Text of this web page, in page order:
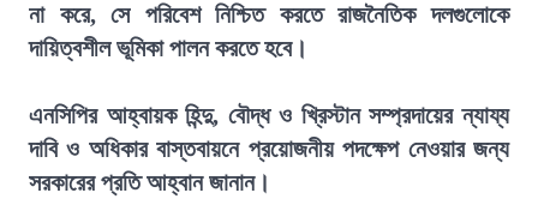
না করে, সে পরিবেশ নিশ্চিত করতে রাজনৈতিক দলগুলোকে
দায়িত্বশীল ভূমিকা পালন করতে হবে।
এনসিপির আহ্বায়ক হিন্দু, বৌদ্ধ ও খ্রিস্টান সম্প্রদায়ের ন্যায্য
দাবি ও অধিকার বাস্তবায়নে প্রয়োজনীয় পদক্ষেপ নেওয়ার জন্য
সরকারের প্রতি আহ্বান জানান।